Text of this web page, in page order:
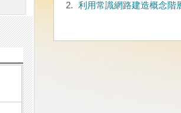
2.
利用常識網路建造概念階